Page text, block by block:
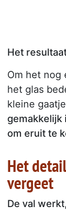
Het
Om het nog
het glas
kleine
gemakkelijk
om eruit te
Het
vergeet
De val